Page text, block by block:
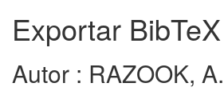
Exportar BibTeX
Autor : RAZOOK,